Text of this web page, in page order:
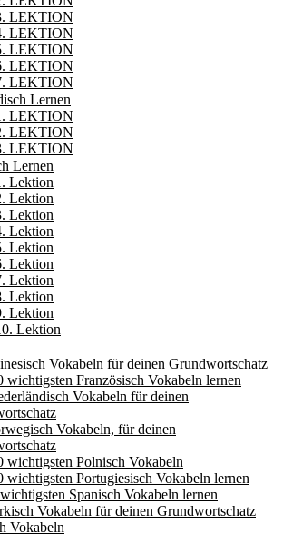
LEKTION
LEKTION
LEKTION
LEKTION
LEKTION
Lernen
LEKTION
LEKTION
LEKTION
Lernen
Lektion
Lektion
Lektion
Lektion
Lektion
Lektion
Lektion
Lektion
Lektion
Lektion
Vokabeln für deinen Grundwortschatz
wichtigsten Französisch Vokabeln lernen
Vokabeln für deinen
Vokabeln, für deinen
wichtigsten Polnisch Vokabeln
wichtigsten Portugiesisch Vokabeln lernen
Spanisch Vokabeln lernen
Vokabeln für deinen Grundwortschatz
Vokabeln